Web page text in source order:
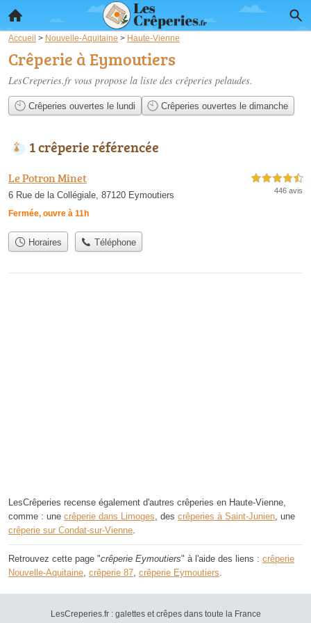
Accueil > Nouvelle-Aquitaine > Haute-Vienne
Crêperie à Eymoutiers
LesCreperies.fr vous propose la liste des crêperies pelaudes.
Crêperies ouvertes le lundi Crêperies ouvertes le dimanche
1 crêperie référencée
Le Potron Minet
6 Rue de la Collégiale, 87120 Eymoutiers
Fermée, ouvre à 11h
4,5 étoiles sur 5
446 avis
Horaires Téléphone
LesCrêperies recense également d'autres crêperies en Haute-Vienne,
comme : une crêperie dans Limoges , des crêperies à Saint-Junien , une
crêperie sur Condat-sur-Vienne
Retrouvez cette page "crêperie Eymoutiers" à l'aide des liens : crêperie
Nouvelle-Aquitaine crêperie 87 crêperie Eymoutiers
LesCreperies.fr : galettes et crêpes dans toute la France